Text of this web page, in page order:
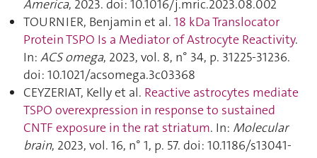
America, 2023. doi: 10.1016/j.mric.2023.08.002
TOURNIER, Benjamin et al. 18 kDa Translocator
Protein TSPO Is a Mediator of Astrocyte Reactivity.
In: ACS omega, 2023, vol. 8, n° 34, p. 31225‑31236.
doi: 10.1021/acsomega.3c03368
CEYZERIAT, Kelly et al. Reactive astrocytes mediate
TSPO overexpression in response to sustained
CNTF exposure in the rat striatum. In: Molecular
brain, 2023, vol. 16, n° 1, p. 57. doi: 10.1186/s13041-